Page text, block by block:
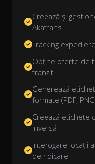
Creează și
Akatrans
Tracking
Obține oferte de
tranzit
Generează
formate (PDF,
Creează etichete
inversă
Interogare locații
de ridicare